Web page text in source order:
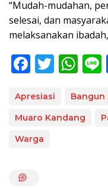
“Mudah-mudahan,
selesai, dan
melaksanakan
F
e
b
o
T
itt
er
W
at
s
Apresiasi Bangun
Muaro Kandang
Warga